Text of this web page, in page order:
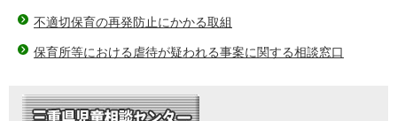
不適切保育の再発防止にかかる取組
保育所等における虐待が疑われる事案に関する相談窓口